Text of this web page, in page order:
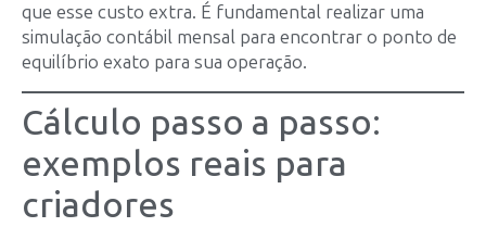
que esse custo extra. É fundamental realizar uma
simulação contábil mensal para encontrar o ponto de
equilíbrio exato para sua operação.
Cálculo passo a passo:
exemplos reais para
criadores